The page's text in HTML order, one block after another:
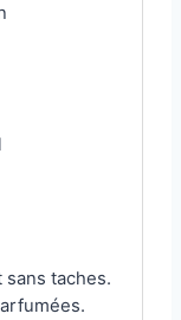
taches.